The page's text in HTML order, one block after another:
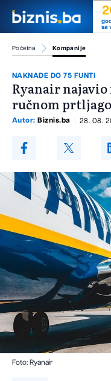
sa
Početna Kompanije
NAKNADE DO 75 FUNTI
Ryanair najavio
ručnom
Autor: Biznis.ba 28. 08.
Foto: Ryanair